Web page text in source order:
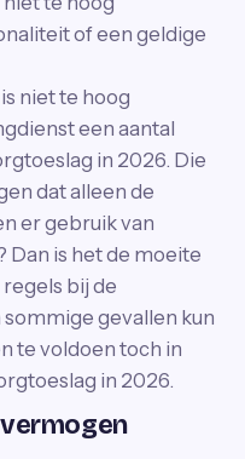
of een geldige
niet te hoog
een aantal
in 2026. Die
dat alleen de
er gebruik van
Dan is het de moeite
bij de
gevallen kun
te voldoen toch in
in 2026.